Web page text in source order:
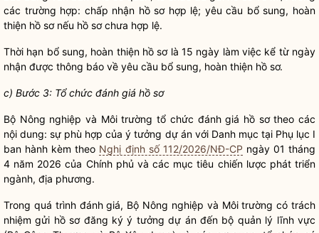
các trường hợp: chấp nhận hồ sơhợp lệ; yêu cầu bổ sung, hoàn
thiện hồ sơnếu hồ sơchưa hợp lệ.
Thời hạn bổ sung, hoàn thiện hồ sơlà 15 ngày làm việc kể từ ngày
nhận được thông báo về yêu cầu bổ sung, hoàn thiện hồ sơ.
c) Bước 3: Tổ chức đánh giá hồ sơ
Bộ Nông nghiệp và Môi trường tổ chức đánh giá hồ sơtheo các
nội dung: sự phù hợp của ý tưởng dự án với Danh mục tại Phụ lục I
ban hành kèm theo Nghị định số 112/2026/NĐ-CP ngày 01 tháng
4 năm 2026 của Chính phủ và các mục tiêu chiến lược phát triển
ngành, địa phương.
Trong quá trình đánh giá, Bộ Nông nghiệp và Môi trường có trách
nhiệm gửi hồ sơđăng ký ý tưởng dự án đến bộ quản lý lĩnh vực